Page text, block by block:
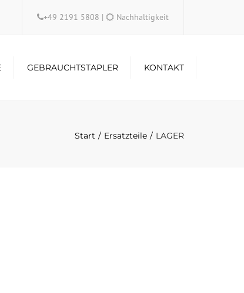
+49 2191 5808 | Nachhaltigkeit
GEBRAUCHTSTAPLER KONTAKT
Start Ersatzteile LAGER